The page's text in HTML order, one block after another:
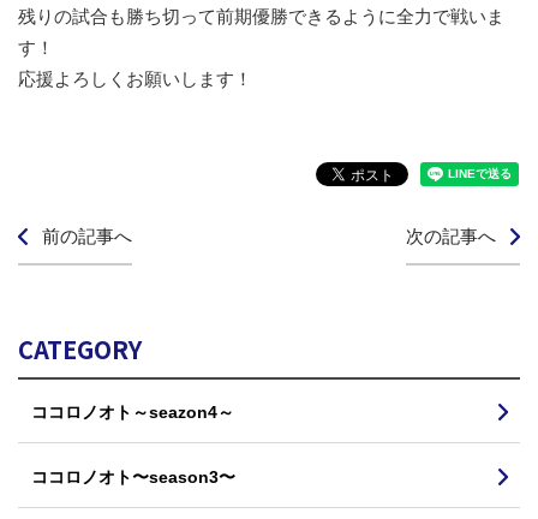
残りの試合も勝ち切って前期優勝できるように全力で戦いま
す！
応援よろしくお願いします！
前の記事へ 次の記事へ
CATEGORY
ココロノオト～seazon4～
ココロノオト〜season3〜